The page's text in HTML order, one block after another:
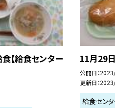
【給食センター
11月29日
公開日
更新日
給食セン